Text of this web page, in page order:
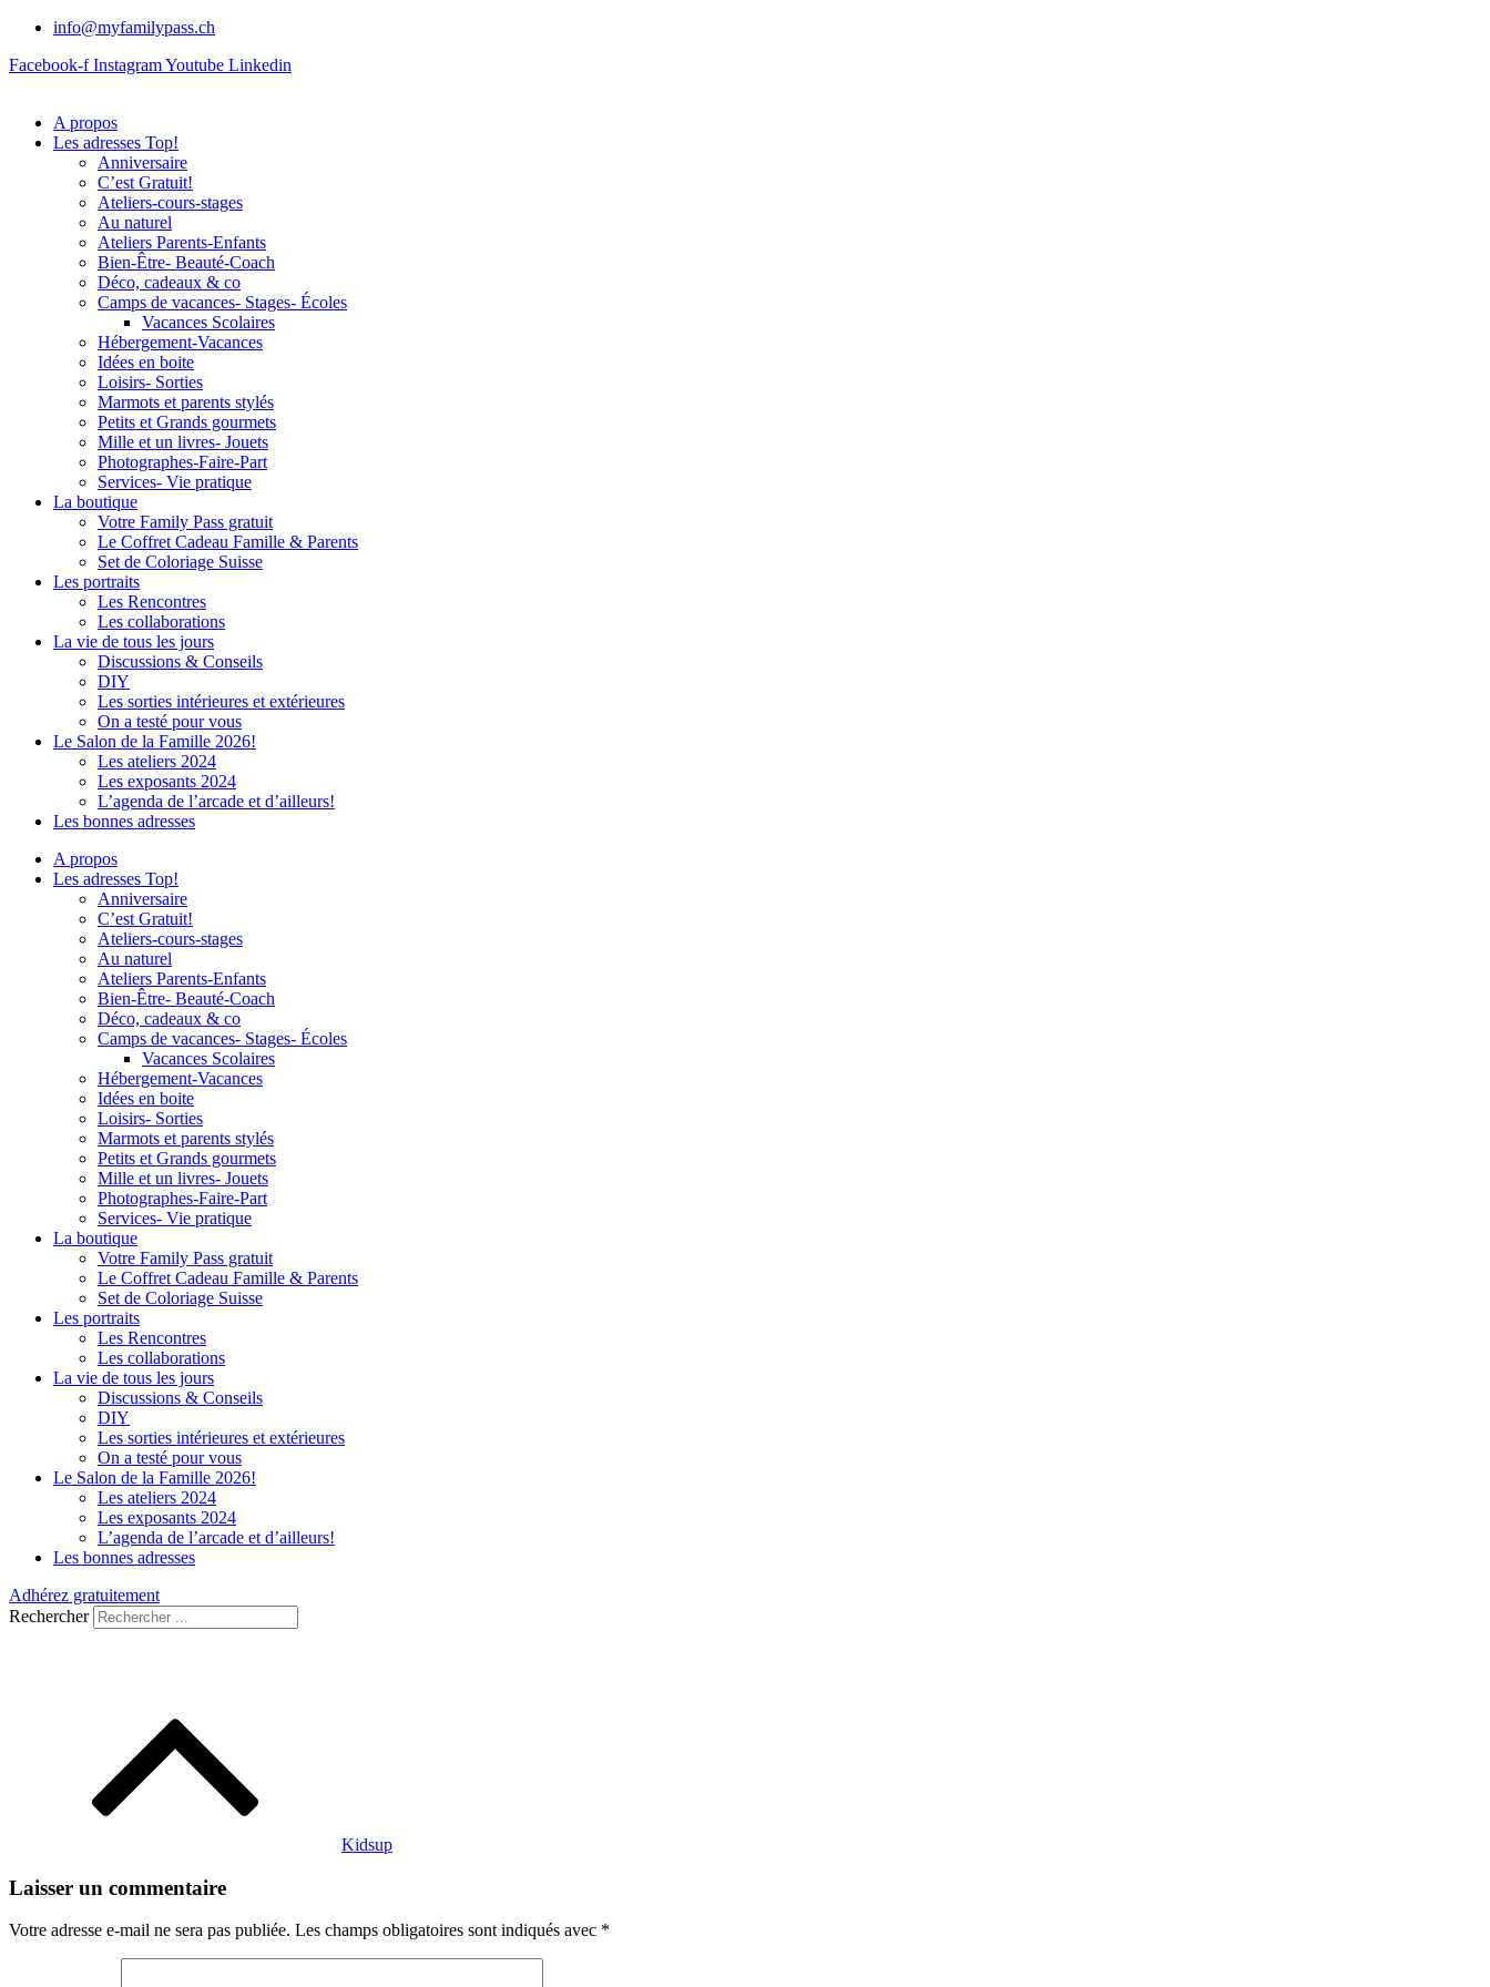
info@myfamilypass.ch
Facebook-f InstagramYoutube Linkedin
A propos
Les adresses Top!
Anniversaire
C’est Gratuit!
Ateliers-cours-stages
Au naturel
Ateliers Parents-Enfants
Bien-Être- Beauté-Coach
Déco, cadeaux & co
Camps de vacances- Stages- Écoles
Vacances Scolaires
Hébergement-Vacances
Idées en boite
Loisirs- Sorties
Marmots et parents stylés
Petits et Grands gourmets
Mille et un livres- Jouets
Photographes-Faire-Part
Services- Vie pratique
La boutique
Votre Family Pass gratuit
Le Coffret Cadeau Famille & Parents
Set de Coloriage Suisse
Les portraits
Les Rencontres
Les collaborations
La vie de tous les jours
Discussions & Conseils
DIY
Les sorties intérieures et extérieures
On a testé pour vous
Le Salon de la Famille 2026!
Les ateliers 2024
Les exposants 2024
L’agenda de l’arcade et d’ailleurs!
Les bonnes adresses
A propos
Les adresses Top!
Anniversaire
C’est Gratuit!
Ateliers-cours-stages
Au naturel
Ateliers Parents-Enfants
Bien-Être- Beauté-Coach
Déco, cadeaux & co
Camps de vacances- Stages- Écoles
Vacances Scolaires
Hébergement-Vacances
Idées en boite
Loisirs- Sorties
Marmots et parents stylés
Petits et Grands gourmets
Mille et un livres- Jouets
Photographes-Faire-Part
Services- Vie pratique
La boutique
Votre Family Pass gratuit
Le Coffret Cadeau Famille & Parents
Set de Coloriage Suisse
Les portraits
Les Rencontres
Les collaborations
La vie de tous les jours
Discussions & Conseils
DIY
Les sorties intérieures et extérieures
On a testé pour vous
Le Salon de la Famille 2026!
Les ateliers 2024
Les exposants 2024
L’agenda de l’arcade et d’ailleurs!
Les bonnes adresses
Adhérez gratuitement
Rechercher
Kidsup
Laisser un commentaire
Votre adresse e-mail ne sera pas publiée. Les champs obligatoires sont indiqués avec *